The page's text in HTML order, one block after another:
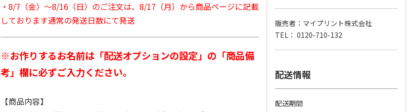
・8/7（金）～8/16（日）のご注文は、8/17（月）から商品ページに記載
しております通常の発送日数にて発送
※お作りするお名前は「配送オプションの設定」の「商品備
考」欄に必ずご入力ください。
【商品内容】
販売者：マイプリント株式会社
TEL： 0120-710-132
配送情報
配送期間